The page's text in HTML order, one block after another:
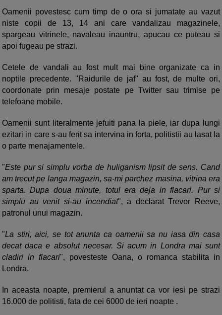
Oamenii povestesc cum timp de o ora si jumatate au vazut
niste copii de 13, 14 ani care vandalizau magazinele,
spargeau vitrinele, navaleau inauntru, apucau ce puteau si
apoi fugeau pe strazi.
Cetele de vandali au fost mult mai bine organizate ca in
noptile precedente. "Raidurile de jaf" au fost, de multe ori,
coordonate prin mesaje postate pe Twitter sau trimise pe
telefoane mobile.
Oamenii sunt literalmente jefuiti pana la piele, iar dupa lungi
ezitari in care s-au ferit sa intervina in forta, politistii au lasat la
o parte menajamentele.
"Este pur si simplu vorba de huliganism lipsit de sens. Cand
am trecut pe langa magazin, sa-mi parchez masina, vitrina era
sparta. Dupa doua minute, totul era deja in flacari. Pur si
simplu au venit si-au incendiat", a declarat Trevor Reeve,
patronul unui magazin.
"La stiri, aici, se tot anunta ca oamenii sa nu iasa din casa
decat daca e absolut necesar. Si acum in Londra mai sunt
cladiri in flacari", povesteste Oana, o romanca stabilita in
Londra.
In aceasta noapte, premierul a anuntat ca vor iesi pe strazi
16.000 de politisti, fata de cei 6000 de ieri noapte .